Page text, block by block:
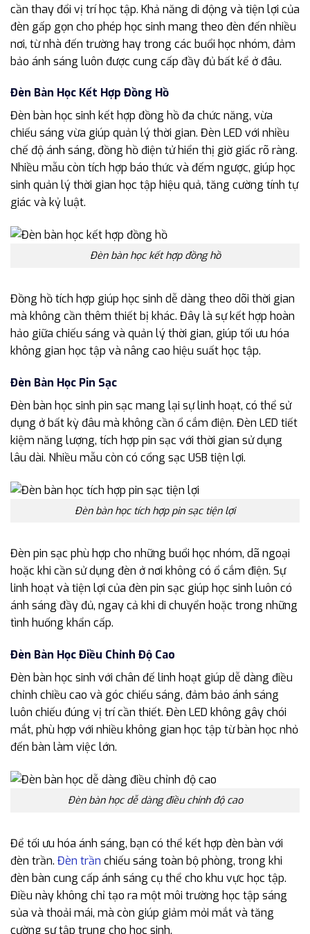
cần thay đổi vị trí học tập. Khả năng di động và tiện lợi của
đèn gấp gọn cho phép học sinh mang theo đèn đến nhiều
nơi, từ nhà đến trường hay trong các buổi học nhóm, đảm
bảo ánh sáng luôn được cung cấp đầy đủ bất kể ở đâu.
Đèn Bàn Học Kết Hợp Đồng Hồ
Đèn bàn học sinh kết hợp đồng hồ đa chức năng, vừa
chiếu sáng vừa giúp quản lý thời gian. Đèn LED với nhiều
chế độ ánh sáng, đồng hồ điện tử hiển thị giờ giấc rõ ràng.
Nhiều mẫu còn tích hợp báo thức và đếm ngược, giúp học
sinh quản lý thời gian học tập hiệu quả, tăng cường tính tự
giác và kỷ luật.
Đèn bàn học kết hợp đồng hồ
Đồng hồ tích hợp giúp học sinh dễ dàng theo dõi thời gian
mà không cần thêm thiết bị khác. Đây là sự kết hợp hoàn
hảo giữa chiếu sáng và quản lý thời gian, giúp tối ưu hóa
không gian học tập và nâng cao hiệu suất học tập.
Đèn Bàn Học Pin Sạc
Đèn bàn học sinh pin sạc mang lại sự linh hoạt, có thể sử
dụng ở bất kỳ đâu mà không cần ổ cắm điện. Đèn LED tiết
kiệm năng lượng, tích hợp pin sạc với thời gian sử dụng
lâu dài. Nhiều mẫu còn có cổng sạc USB tiện lợi.
Đèn bàn học tích hợp pin sạc tiện lợi
Đèn pin sạc phù hợp cho những buổi học nhóm, dã ngoại
hoặc khi cần sử dụng đèn ở nơi không có ổ cắm điện. Sự
linh hoạt và tiện lợi của đèn pin sạc giúp học sinh luôn có
ánh sáng đầy đủ, ngay cả khi di chuyển hoặc trong những
tình huống khẩn cấp.
Đèn Bàn Học Điều Chỉnh Độ Cao
Đèn bàn học sinh với chân đế linh hoạt giúp dễ dàng điều
chỉnh chiều cao và góc chiếu sáng, đảm bảo ánh sáng
luôn chiếu đúng vị trí cần thiết. Đèn LED không gây chói
mắt, phù hợp với nhiều không gian học tập từ bàn học nhỏ
đến bàn làm việc lớn.
Đèn bàn học dễ dàng điều chỉnh độ cao
Để tối ưu hóa ánh sáng, bạn có thể kết hợp đèn bàn với
đèn trần. Đèn trần chiếu sáng toàn bộ phòng, trong khi
đèn bàn cung cấp ánh sáng cụ thể cho khu vực học tập.
Điều này không chỉ tạo ra một môi trường học tập sáng
sủa và thoải mái, mà còn giúp giảm mỏi mắt và tăng
cường sự tập trung cho học sinh.